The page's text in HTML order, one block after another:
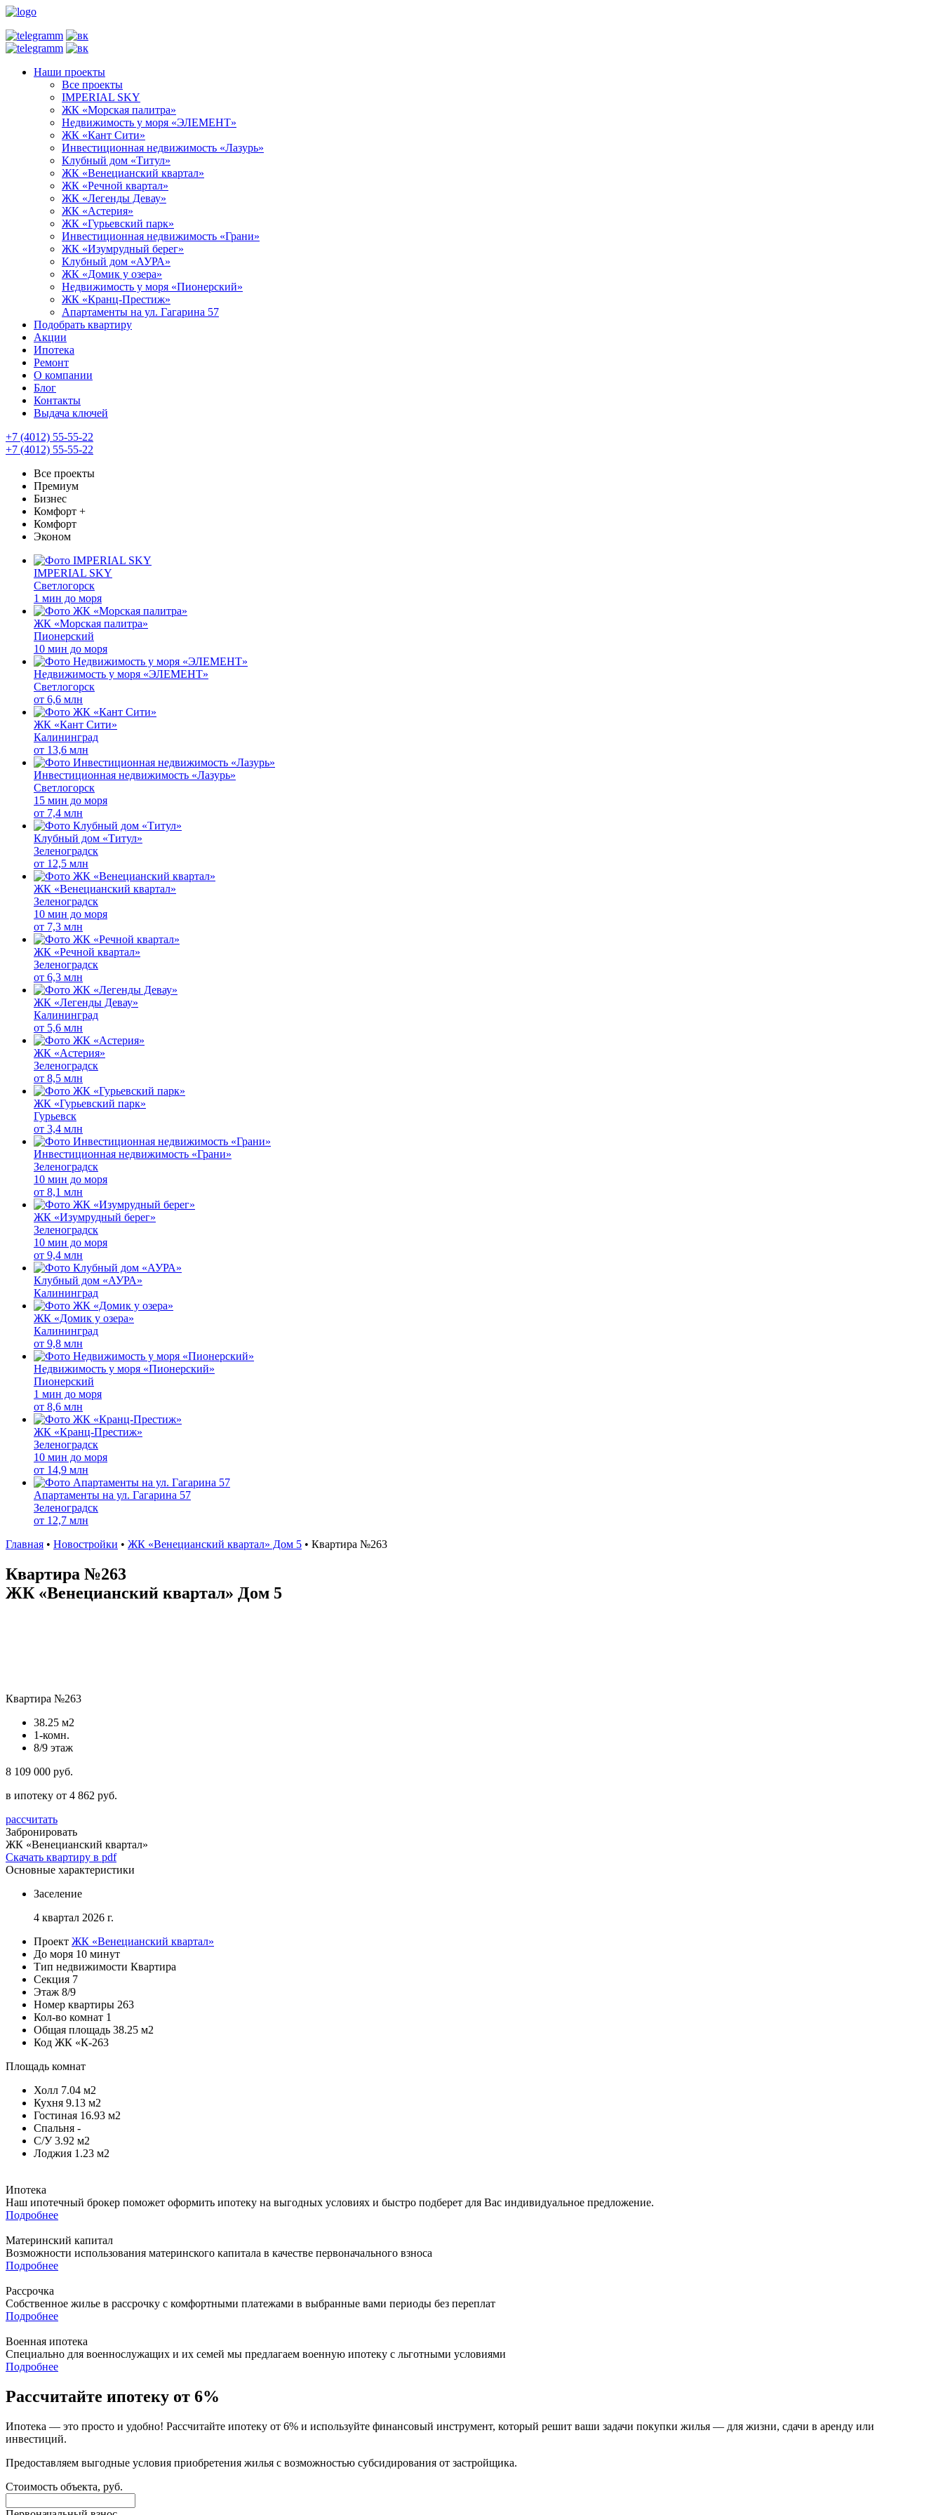
Наши проекты
Все проекты
IMPERIAL SKY
ЖК «Морская палитра»
Недвижимость у моря «ЭЛЕМЕНТ»
ЖК «Кант Сити»
Инвестиционная недвижимость «Лазурь»
Клубный дом «Титул»
ЖК «Венецианский квартал»
ЖК «Речной квартал»
ЖК «Легенды Девау»
ЖК «Астерия»
ЖК «Гурьевский парк»
Инвестиционная недвижимость «Грани»
ЖК «Изумрудный берег»
Клубный дом «АУРА»
ЖК «Домик у озера»
Недвижимость у моря «Пионерский»
ЖК «Кранц-Престиж»
Апартаменты на ул. Гагарина 57
Подобрать квартиру
Акции
Ипотека
Ремонт
О компании
Блог
Контакты
Выдача ключей
+7 (4012) 55-55-22
+7 (4012) 55-55-22
Все проекты
Премиум
Бизнес
Комфорт +
Комфорт
Эконом
IMPERIAL SKY
Светлогорск
1 мин до моря
ЖК «Морская палитра»
Пионерский
10 мин до моря
Недвижимость у моря «ЭЛЕМЕНТ»
Светлогорск
от 6,6 млн
ЖК «Кант Сити»
Калининград
от 13,6 млн
Инвестиционная недвижимость «Лазурь»
Светлогорск
15 мин до моря
от 7,4 млн
Клубный дом «Титул»
Зеленоградск
от 12,5 млн
ЖК «Венецианский квартал»
Зеленоградск
10 мин до моря
от 7,3 млн
ЖК «Речной квартал»
Зеленоградск
от 6,3 млн
ЖК «Легенды Девау»
Калининград
от 5,6 млн
ЖК «Астерия»
Зеленоградск
от 8,5 млн
ЖК «Гурьевский парк»
Гурьевск
от 3,4 млн
Инвестиционная недвижимость «Грани»
Зеленоградск
10 мин до моря
от 8,1 млн
ЖК «Изумрудный берег»
Зеленоградск
10 мин до моря
от 9,4 млн
Клубный дом «АУРА»
Калининград
ЖК «Домик у озера»
Калининград
от 9,8 млн
Недвижимость у моря «Пионерский»
Пионерский
1 мин до моря
от 8,6 млн
ЖК «Кранц-Престиж»
Зеленоградск
10 мин до моря
от 14,9 млн
Апартаменты на ул. Гагарина 57
Зеленоградск
от 12,7 млн
Главная • Новостройки • ЖК «Венецианский квартал» Дом 5 • Квартира №263
Квартира №263
ЖК «Венецианский квартал» Дом 5
Квартира №263
38.25 м2
1-комн.
8/9 этаж
8 109 000 руб.
в ипотеку от 4 862 руб.
рассчитать
Забронировать
ЖК «Венецианский квартал»
Скачать квартиру в pdf
Основные характеристики
Заселение
4 квартал 2026 г.
Проект ЖК «Венецианский квартал»
До моря 10 минут
Тип недвижимости Квартира
Секция 7
Этаж 8/9
Номер квартиры 263
Кол-во комнат 1
Общая площадь 38.25 м2
Код ЖК «К-263
Площадь комнат
Холл 7.04 м2
Кухня 9.13 м2
Гостиная 16.93 м2
Спальня -
С/У 3.92 м2
Лоджия 1.23 м2
Ипотека
Наш ипотечный брокер поможет оформить ипотеку на выгодных условиях и быстро подберет для Вас индивидуальное предложение.
Подробнее
Материнский капитал
Возможности использования материнского капитала в качестве первоначального взноса
Подробнее
Рассрочка
Собственное жилье в рассрочку с комфортными платежами в выбранные вами периоды без переплат
Подробнее
Военная ипотека
Специально для военнослужащих и их семей мы предлагаем военную ипотеку с льготными условиями
Подробнее
Рассчитайте ипотеку от 6%
Ипотека — это просто и удобно! Рассчитайте ипотеку от 6% и используйте финансовый инструмент, который решит ваши задачи покупки жилья — для жизни, сдачи в аренду или
инвестиций.
Предоставляем выгодные условия приобретения жилья с возможностью субсидирования от застройщика.
Стоимость объекта, руб.